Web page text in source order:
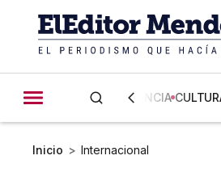
CIENCIA
Inicio > Internacional